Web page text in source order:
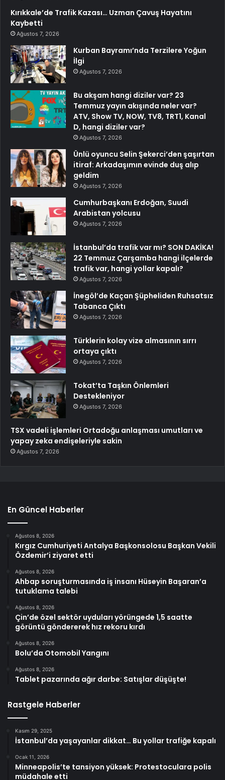
Kırıkkale’de Trafik Kazası… Uzman Çavuş Hayatını
Kaybetti
Ağustos 7, 2026
Kurban Bayramı’nda Terzilere Yoğun
İlgi
Ağustos 7, 2026
Bu akşam hangi diziler var? 23
Temmuz yayın akışında neler var?
ATV, Show TV, NOW, TV8, TRT1, Kanal
D, hangi diziler var?
Ağustos 7, 2026
Ünlü oyuncu Selin Şekerci’den şaşırtan
itiraf: Arkadaşımın evinde duş alıp
geldim
Ağustos 7, 2026
Cumhurbaşkanı Erdoğan, Suudi
Arabistan yolcusu
Ağustos 7, 2026
İstanbul’da trafik var mı? SON DAKİKA!
22 Temmuz Çarşamba hangi ilçelerde
trafik var, hangi yollar kapalı?
Ağustos 7, 2026
İnegöl’de Kaçan Şüpheliden Ruhsatsız
Tabanca Çıktı
Ağustos 7, 2026
Türklerin kolay vize almasının sırrı
ortaya çıktı
Ağustos 7, 2026
Tokat’ta Taşkın Önlemleri
Destekleniyor
Ağustos 7, 2026
TSX vadeli işlemleri Ortadoğu anlaşması umutları ve
yapay zeka endişeleriyle sakin
Ağustos 7, 2026
En Güncel Haberler
Ağustos 8, 2026
Kırgız Cumhuriyeti Antalya Başkonsolosu Başkan Vekili
Özdemir’i ziyaret etti
Ağustos 8, 2026
Ahbap soruşturmasında iş insanı Hüseyin Başaran’a
tutuklama talebi
Ağustos 8, 2026
Çin’de özel sektör uyduları yörüngede 1,5 saatte
görüntü göndererek hız rekoru kırdı
Ağustos 8, 2026
Bolu’da Otomobil Yangını
Ağustos 8, 2026
Tablet pazarında ağır darbe: Satışlar düşüşte!
Rastgele Haberler
Kasım 29, 2025
İstanbul’da yaşayanlar dikkat… Bu yollar trafiğe kapalı
Ocak 11, 2026
Minneapolis’te tansiyon yüksek: Protestoculara polis
müdahale etti